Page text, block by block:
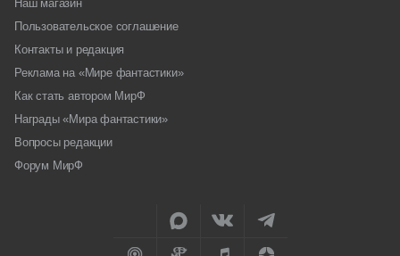
Наш магазин
Пользовательское соглашение
Контакты и редакция
Реклама на «Мире фантастики»
Как стать автором МирФ
Награды «Мира фантастики»
Вопросы редакции
Форум МирФ